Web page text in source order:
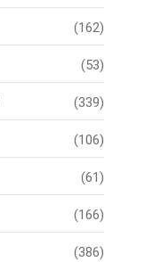
(162)
(53)
(339)
(106)
(61)
(166)
(386)